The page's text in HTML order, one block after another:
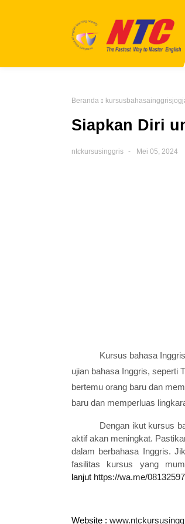
Beranda
Siapkan Diri
ntckursusinggris Mei 05, 2024
Kursus bahasa
ujian bahasa Inggris, seperti
bertemu orang baru dan
baru dan memperluas
Dengan ikut kursus
aktif akan meningkat.
dalam berbahasa Inggris.
fasilitas kursus yang
lanjut https://wa.me/
Website :